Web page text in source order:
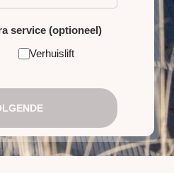
service (optioneel)
Verhuislift